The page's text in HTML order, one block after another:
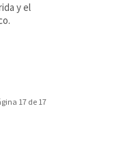
y el
17 de 17